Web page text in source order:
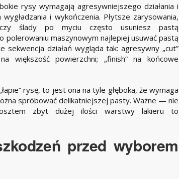
rysy wymagają agresywniejszego działania i
i wykończenia. Płytsze zarysowania,
ślady po myciu często usuniesz pastą
polerowaniu maszynowym najlepiej usuwać pastą
działań wygląda tak: agresywny „cut”
większość powierzchni; „finish” na końcowe
rysę, to jest ona na tyle głęboka, że wymaga
spróbować delikatniejszej pasty. Ważne — nie
zbyt dużej ilości warstwy lakieru to
przed wyborem